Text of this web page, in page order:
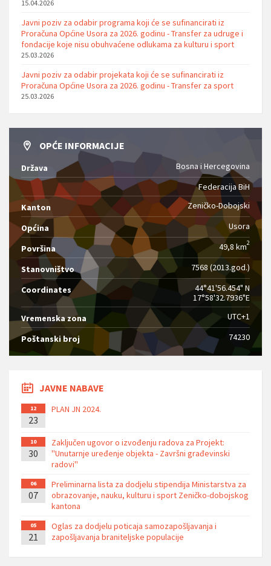
15.04.2026
Javni poziv za odabir programa koji će se sufinancirati iz
Proračuna Općine Usora za 2026. godinu - Transfer za udruge i
fondacije koje nisu obuhvaćene odlukama za kulturu i sport
25.03.2026
Javni poziv za odabir projekata koji će se sufinancirati iz
Proračuna Općine Usora za 2026. godinu - Transfer za sport
25.03.2026
OPĆE INFORMACIJE
Država
Bosna i Hercegovina
Federacija BiH
Kanton
Zeničko-Dobojski
Općina Usora
Površina 49,8 km2
Stanovništvo 7568 (2013.god.)
Coordinates
44°41'56.454" N
17°58'32.7936"E
Vremenska zona
UTC+1
Poštanski broj 74230
JAVNE NABAVE
12
23
PLAN JN 2024.
10
30
Zaključen ugovor o izvođenju radova za Projekt:
''Unutarnje uređenje objekta - Završni građevinski
radovi''
06
07
Preliminarna lista za dodjelu stipendija Ministarstva za
obrazovanje, nauku, kulturu i sport Zeničko-dobojskog
kantona
05
21
Oglas za dodjelu poticaja samozapošljavanja i
zapošljavanja braniteljske populacije